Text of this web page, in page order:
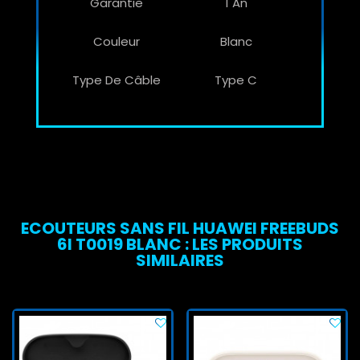
Couleur Blanc
Type De Câble Type C
ECOUTEURS SANS FIL HUAWEI FREEBUDS
6I T0019 BLANC : LES PRODUITS
SIMILAIRES